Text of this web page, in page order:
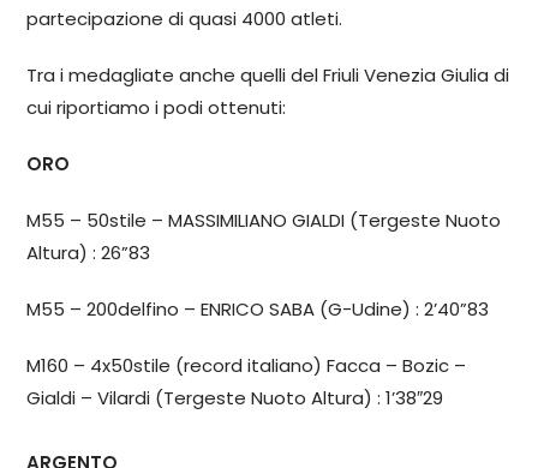
partecipazione di quasi 4000 atleti.
Tra i medagliate anche quelli del Friuli Venezia Giulia di
cui riportiamo i podi ottenuti:
ORO
M55 – 50stile – MASSIMILIANO GIALDI (Tergeste Nuoto
Altura) : 26”83
M55 – 200delfino – ENRICO SABA (G-Udine) : 2’40”83
M160 – 4x50stile (record italiano) Facca – Bozic –
Gialdi – Vilardi (Tergeste Nuoto Altura) : 1’38″29
ARGENTO